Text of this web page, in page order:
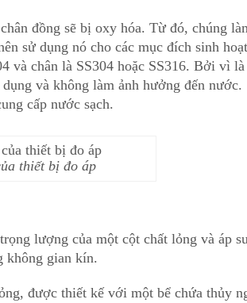
đồng sẽ bị oxy hóa. Từ đó, chúng
sử dụng nó cho các mục đích sinh
và chân là SS304 hoặc SS316. Bởi vì là
và không làm ảnh hưởng đến nước.
cấp nước sạch.
thiết bị đo áp
lượng của một cột chất lỏng và áp
không gian kín.
được thiết kế với một bể chứa thủy